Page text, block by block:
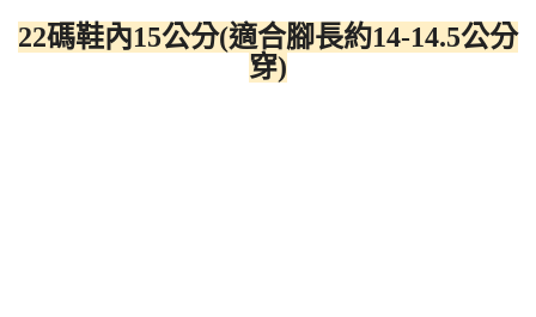
22碼鞋內15公分(適合腳長約14-14.5公分
穿)